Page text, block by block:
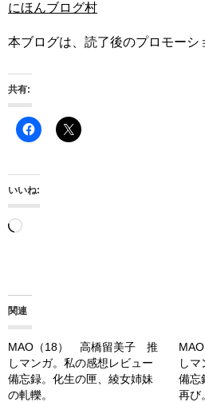
にほんブログ村
本ブログは、読了後のプロモーシ
共有:
いいね:
読
み
中…
関連
MAO（18） 高橋留美子 推
しマンガ。私の感想レビュー
備忘録。化生の匣、綾女姉妹
の軋轢。
し
備忘
再び。